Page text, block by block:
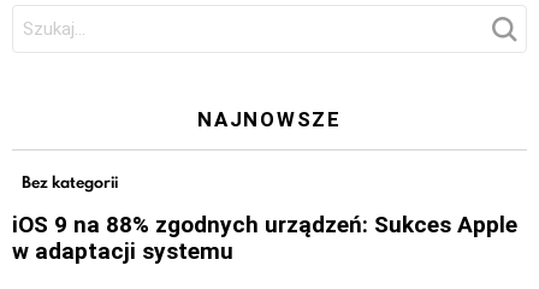
Szukaj:
NAJNOWSZE
Bez kategorii
iOS 9 na 88% zgodnych urządzeń: Sukces Apple
w adaptacji systemu